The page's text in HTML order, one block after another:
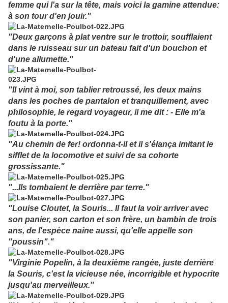
femme qui l'a sur la tête, mais voici la gamine attendue:
à son tour d'en jouir."
"Deux garçons à plat ventre sur le trottoir, soufflaient
dans le ruisseau sur un bateau fait d'un bouchon et
d'une allumette."
"Il vint à moi, son tablier retroussé, les deux mains
dans les poches de pantalon et tranquillement, avec
philosophie, le regard voyageur, il me dit : - Elle m'a
foutu à la porte."
"Au chemin de fer! ordonna-t-il et il s'élança imitant le
sifflet de la locomotive et suivi de sa cohorte
grossissante."
"...Ils tombaient le derrière par terre."
"Louise Cloutet, la Souris... Il faut la voir arriver avec
son panier, son carton et son frère, un bambin de trois
ans, de l'espèce naine aussi, qu'elle appelle son
"poussin"."
"Virginie Popelin, à la deuxième rangée, juste derrière
la Souris, c'est la vicieuse née, incorrigible et hypocrite
jusqu'au merveilleux."